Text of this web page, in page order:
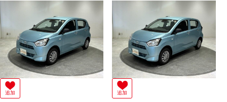
追加 追加